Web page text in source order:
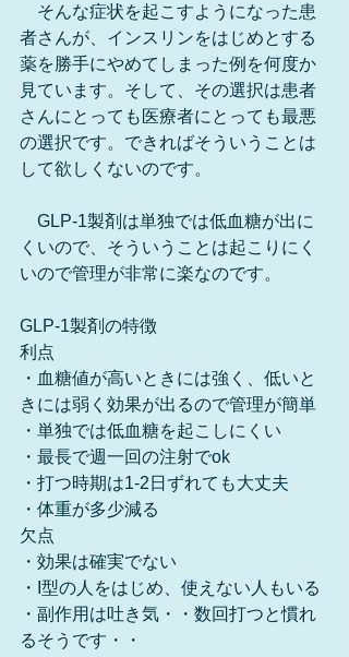
そんな症状を起こすようになった患
者さんが、インスリンをはじめとする
薬を勝手にやめてしまった例を何度か
見ています。そして、その選択は患者
さんにとっても医療者にとっても最悪
の選択です。できればそういうことは
して欲しくないのです。
GLP-1製剤は単独では低血糖が出に
くいので、そういうことは起こりにく
いので管理が非常に楽なのです。
GLP-1製剤の特徴
利点
・血糖値が高いときには強く、低いと
きには弱く効果が出るので管理が簡単
・単独では低血糖を起こしにくい
・最長で週一回の注射でok
・打つ時期は1-2日ずれても大丈夫
・体重が多少減る
欠点
・効果は確実でない
・I型の人をはじめ、使えない人もいる
・副作用は吐き気・・数回打つと慣れ
るそうです・・